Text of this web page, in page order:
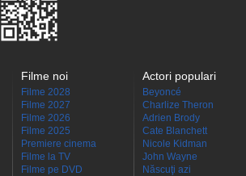
Filme noi
Filme 2028
Filme 2027
Filme 2026
Filme 2025
Premiere cinema
Filme la TV
Filme pe DVD
Actori populari
Beyoncé
Charlize Theron
Adrien Brody
Cate Blanchett
Nicole Kidman
John Wayne
Născuţi azi